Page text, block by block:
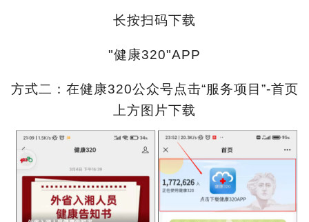
长按扫码下载
"健康320"APP
方式二：在健康320公众号点击“服务项目”-首页
上方图片下载